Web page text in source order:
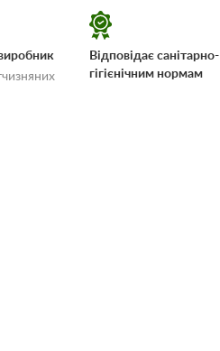
Відповідає санітарно-
гігієнічним нормам